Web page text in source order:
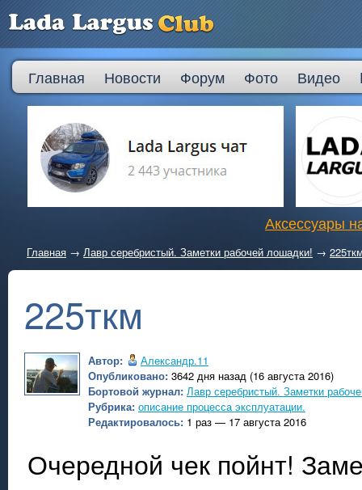
Главная Новости Форум Фото Видео
Аксессуары
Главная → Лавр серебристый. Заметки рабочей лошадки! →
225ткм
Автор:
Александр.11
Опубликовано: 3642 дня назад (16 августа 2016)
Бортовой журнал: Лавр серебристый. Заметки
Рубрика: описание процесса эксплуатации.
Редактировалось: 1 раз — 17 августа 2016
Очередной чек пойнт!